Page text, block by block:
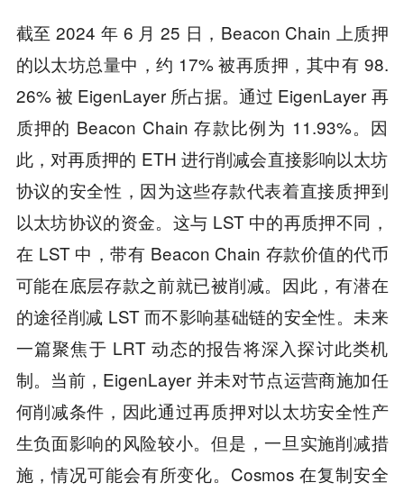
截至 2024 年 6 月 25 日，Beacon Chain 上质押
的以太坊总量中，约 17% 被再质押，其中有 98.
26% 被 EigenLayer 所占据。通过 EigenLayer 再
质押的 Beacon Chain 存款比例为 11.93%。因
此，对再质押的 ETH 进行削减会直接影响以太坊
协议的安全性，因为这些存款代表着直接质押到
以太坊协议的资金。这与 LST 中的再质押不同，
在 LST 中，带有 Beacon Chain 存款价值的代币
可能在底层存款之前就已被削减。因此，有潜在
的途径削减 LST 而不影响基础链的安全性。未来
一篇聚焦于 LRT 动态的报告将深入探讨此类机
制。当前，EigenLayer 并未对节点运营商施加任
何削减条件，因此通过再质押对以太坊安全性产
生负面影响的风险较小。但是，一旦实施削减措
施，情况可能会有所变化。Cosmos 在复制安全